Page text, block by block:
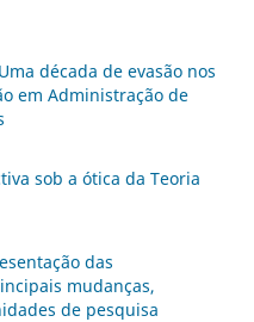
década de evasão nos
em Administração de
sob a ótica da Teoria
das
mudanças,
de pesquisa